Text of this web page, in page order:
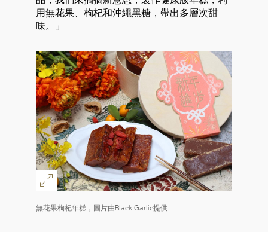
用無花果、枸杞和沖繩黑糖，帶出多層次甜
味。」
無花果枸杞年糕，圖片由Black Garlic提供
好